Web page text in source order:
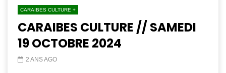
CARAIBES CULTURE +
CARAIBES CULTURE // SAMEDI
19 OCTOBRE 2024
2 ANS AGO